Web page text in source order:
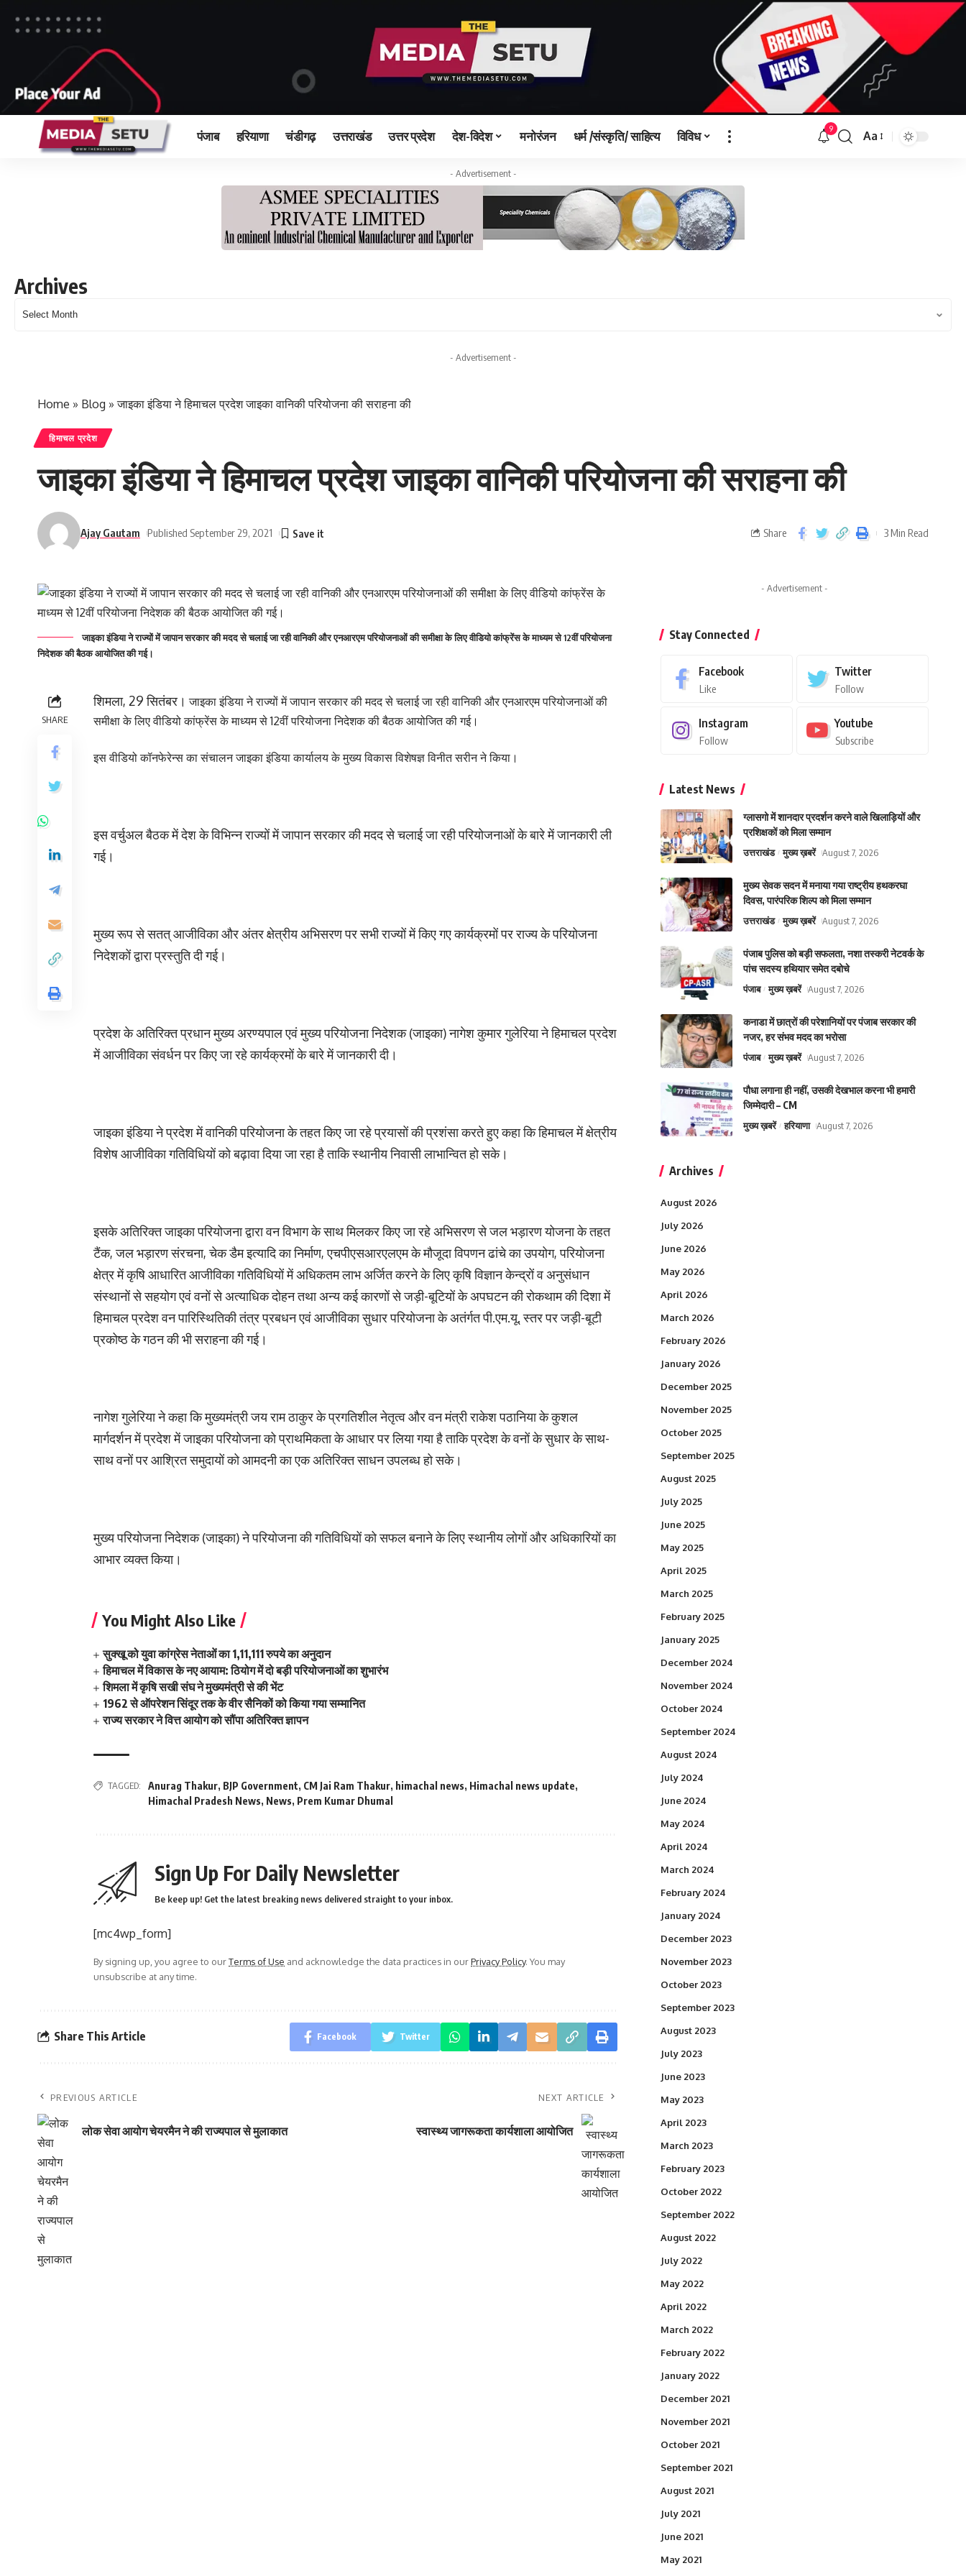
पंजाब हरियाणा चंडीगढ़ उत्तराखंड उत्तर प्रदेश देश-विदेश मनोरंजन धर्म /संस्कृति/ साहित्य विविध 9
Aa
- Advertisement -
Archives
- Advertisement -
Home » Blog »जाइका इंडिया ने हिमाचल प्रदेश जाइका वानिकी परियोजना की सराहना की
हिमाचल प्रदेश
जाइका इंडिया ने हिमाचल प्रदेश जाइका वानिकी परियोजना की सराहना की
Ajay Gautam Published September 29, 2021 Share 3 Min Read
जाइका इंडिया ने राज्यों में जापान सरकार की मदद से चलाई जा रही वानिकी और एनआरएम परियोजनाओं की समीक्षा के लिए वीडियो कांफ्रेंस के माध्यम से 12वीं परियोजना
निदेशक की बैठक आयोजित की गई।
SHARE
शिमला, 29 सितंबर।जाइका इंडिया ने राज्यों में जापान सरकार की मदद से चलाई जा रही वानिकी और एनआरएम परियोजनाओं की
समीक्षा के लिए वीडियो कांफ्रेंस के माध्यम से 12वीं परियोजना निदेशक की बैठक आयोजित की गई।
इस वीडियो कॉनफेरेन्स का संचालन जाइका इंडिया कार्यालय के मुख्य विकास विशेषज्ञ विनीत सरीन ने किया।
इस वर्चुअल बैठक में देश के विभिन्न राज्यों में जापान सरकार की मदद से चलाई जा रही परियोजनाओं के बारे में जानकारी ली
गई।
मुख्य रूप से सतत् आजीविका और अंतर क्षेत्रीय अभिसरण पर सभी राज्यों में किए गए कार्यक्रमों पर राज्य के परियोजना
निदेशकों द्वारा प्रस्तुति दी गई।
प्रदेश के अतिरिक्त प्रधान मुख्य अरण्यपाल एवं मुख्य परियोजना निदेशक (जाइका) नागेश कुमार गुलेरिया ने हिमाचल प्रदेश
में आजीविका संवर्धन पर किए जा रहे कार्यक्रमों के बारे में जानकारी दी।
जाइका इंडिया ने प्रदेश में वानिकी परियोजना के तहत किए जा रहे प्रयासों की प्रशंसा करते हुए कहा कि हिमाचल में क्षेत्रीय
विशेष आजीविका गतिविधियों को बढ़ावा दिया जा रहा है ताकि स्थानीय निवासी लाभान्वित हो सके।
इसके अतिरिक्त जाइका परियोजना द्वारा वन विभाग के साथ मिलकर किए जा रहे अभिसरण से जल भड़ारण योजना के तहत
टैंक, जल भड़ारण संरचना, चेक डैम इत्यादि का निर्माण, एचपीएसआरएलएम के मौजूदा विपणन ढांचे का उपयोग, परियोजना
क्षेत्र में कृषि आधारित आजीविका गतिविधियों में अधिकतम लाभ अर्जित करने के लिए कृषि विज्ञान केन्द्रों व अनुसंधान
संस्थानों से सहयोग एवं वनों से अत्याधिक दोहन तथा अन्य कई कारणों से जड़ी-बूटियों के अपघटन की रोकथाम की दिशा में
हिमाचल प्रदेश वन पारिस्थितिकी तंत्र प्रबधन एवं आजीविका सुधार परियोजना के अतंर्गत पी.एम.यू. स्तर पर जड़ी-बूटी
प्रकोष्ठ के गठन की भी सराहना की गई।
नागेश गुलेरिया ने कहा कि मुख्यमंत्री जय राम ठाकुर के प्रगतिशील नेतृत्व और वन मंत्री राकेश पठानिया के कुशल
मार्गदर्शन में प्रदेश में जाइका परियोजना को प्राथमिकता के आधार पर लिया गया है ताकि प्रदेश के वनों के सुधार के साथ-
साथ वनों पर आश्रित समुदायों को आमदनी का एक अतिरिक्त साधन उपलब्ध हो सके।
मुख्य परियोजना निदेशक (जाइका) ने परियोजना की गतिविधियों को सफल बनाने के लिए स्थानीय लोगों और अधिकारियों का
आभार व्यक्त किया।
You Might Also Like
सुक्खू को युवा कांग्रेस नेताओं का 1,11,111 रुपये का अनुदान
हिमाचल में विकास के नए आयाम: ठियोग में दो बड़ी परियोजनाओं का शुभारंभ
शिमला में कृषि सखी संघ ने मुख्यमंत्री से की भेंट
1962 से ऑपरेशन सिंदूर तक के वीर सैनिकों को किया गया सम्मानित
राज्य सरकार ने वित्त आयोग को सौंपा अतिरिक्त ज्ञापन
TAGGED: Anurag Thakur, BJP Government, CM Jai Ram Thakur, himachal news, Himachal news update,
Himachal Pradesh News, News, Prem Kumar Dhumal
Sign Up For Daily Newsletter
Be keep up! Get the latest breaking news delivered straight to your inbox.
[mc4wp_form]
By signing up, you agree to ourTerms of Use and acknowledge the data practices in ourPrivacy Policy. You may
unsubscribe at any time.
Share This Article Facebook Twitter
PREVIOUS ARTICLE
लोक सेवा आयोग चेयरमैन ने की राज्यपाल से मुलाकात
NEXT ARTICLE
स्वास्थ्य जागरूकता कार्यशाला आयोजित
- Advertisement -
Stay Connected
Facebook
Like
Twitter
Follow
Instagram
Follow
Youtube
Subscribe
Latest News
ग्लासगो में शानदार प्रदर्शन करने वाले खिलाड़ियों और
प्रशिक्षकों को मिला सम्मान
उत्तराखंड मुख्य ख़बरें August 7, 2026
मुख्य सेवक सदन में मनाया गया राष्ट्रीय हथकरघा
दिवस, पारंपरिक शिल्प को मिला सम्मान
उत्तराखंड मुख्य ख़बरें August 7, 2026
पंजाब पुलिस को बड़ी सफलता, नशा तस्करी नेटवर्क के
पांच सदस्य हथियार समेत दबोचे
पंजाब मुख्य ख़बरें August 7, 2026
कनाडा में छात्रों की परेशानियों पर पंजाब सरकार की
नजर, हर संभव मदद का भरोसा
पंजाब मुख्य ख़बरें August 7, 2026
पौधा लगाना ही नहीं, उसकी देखभाल करना भी हमारी
जिम्मेदारी – CM
मुख्य ख़बरें हरियाणा August 7, 2026
Archives
August 2026
July 2026
June 2026
May 2026
April 2026
March 2026
February 2026
January 2026
December 2025
November 2025
October 2025
September 2025
August 2025
July 2025
June 2025
May 2025
April 2025
March 2025
February 2025
January 2025
December 2024
November 2024
October 2024
September 2024
August 2024
July 2024
June 2024
May 2024
April 2024
March 2024
February 2024
January 2024
December 2023
November 2023
October 2023
September 2023
August 2023
July 2023
June 2023
May 2023
April 2023
March 2023
February 2023
October 2022
September 2022
August 2022
July 2022
May 2022
April 2022
March 2022
February 2022
January 2022
December 2021
November 2021
October 2021
September 2021
August 2021
July 2021
June 2021
May 2021